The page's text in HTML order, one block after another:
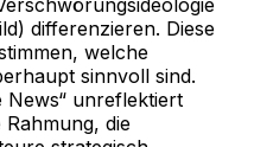
differenzieren. Diese
welche
sinnvoll sind.
News“ unreflektiert
die